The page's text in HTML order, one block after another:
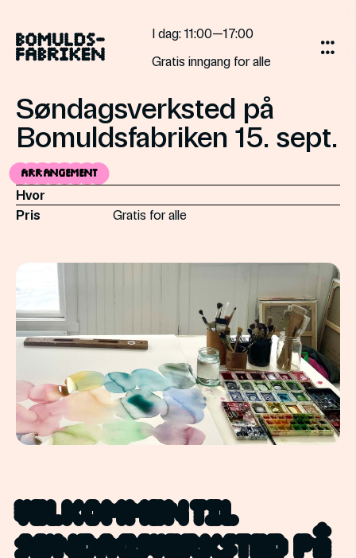
innholdet
I dag: 11:00—17:00
Gratis inngang for alle
Søndagsverksted på
Bomuldsfabriken 15. sept.
Arrangement
Hvor
Pris
Gratis for alle
Velkommen til
Søndagsverksted på